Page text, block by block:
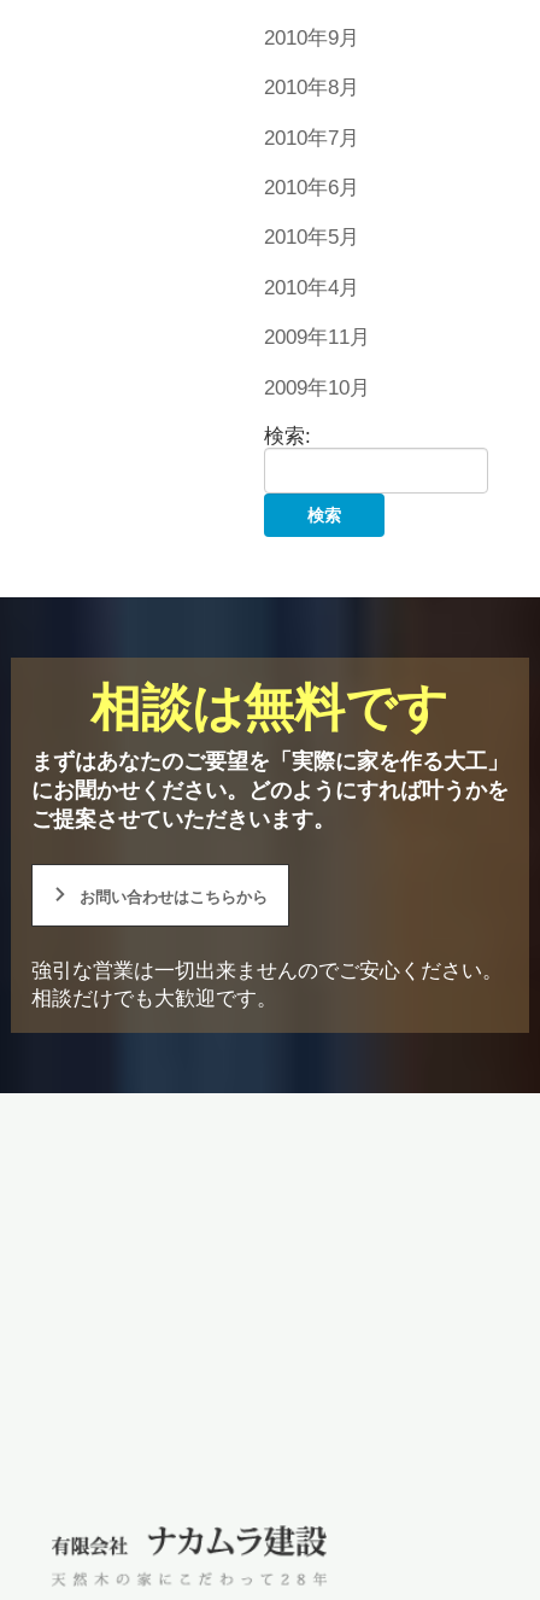
2010年9月
2010年8月
2010年7月
2010年6月
2010年5月
2010年4月
2009年11月
2009年10月
検索:
相談は無料です
まずはあなたのご要望を「実際に家を作る大工」
にお聞かせください。
どのようにすれば叶うかを
ご提案させていただきいます。
お問い合わせはこちらから
強引な営業は一切出来ませんのでご安心ください。
相談だけでも大歓迎です。